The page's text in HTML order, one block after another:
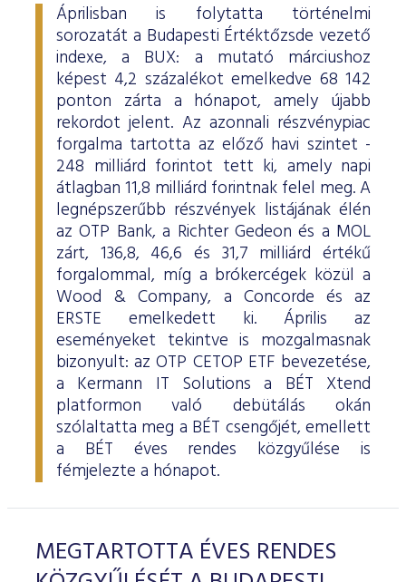
Áprilisban is folytatta történelmi
sorozatát a Budapesti Értéktőzsde vezető
indexe, a BUX: a mutató márciushoz
képest 4,2 százalékot emelkedve 68 142
ponton zárta a hónapot, amely újabb
rekordot jelent. Az azonnali részvénypiac
forgalma tartotta az előző havi szintet -
248 milliárd forintot tett ki, amely napi
átlagban 11,8 milliárd forintnak felel meg. A
legnépszerűbb részvények listájának élén
az OTP Bank, a Richter Gedeon és a MOL
zárt, 136,8, 46,6 és 31,7 milliárd értékű
forgalommal, míg a brókercégek közül a
Wood & Company, a Concorde és az
ERSTE emelkedett ki. Április az
eseményeket tekintve is mozgalmasnak
bizonyult: az OTP CETOP ETF bevezetése,
a Kermann IT Solutions a BÉT Xtend
platformon való debütálás okán
szólaltatta meg a BÉT csengőjét, emellett
a BÉT éves rendes közgyűlése is
fémjelezte a hónapot.
MEGTARTOTTA ÉVES RENDES